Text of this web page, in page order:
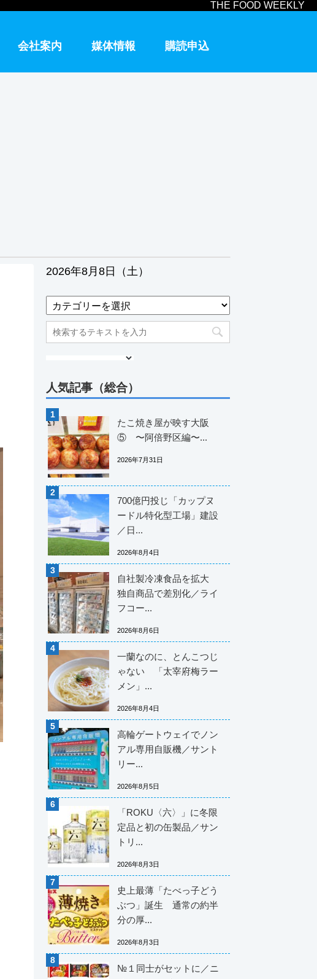
THE FOOD WEEKLY
会社案内 媒体情報 購読申込
2026年8月8日（土）
人気記事（総合）
たこ焼き屋が映す大阪
⑤ 〜阿倍野区編〜...
2026年7月31日
700億円投じ「カップヌ
ードル特化型工場」建設
／日...
2026年8月4日
自社製冷凍食品を拡大
独自商品で差別化／ライ
フコー...
2026年8月6日
一蘭なのに、とんこつじ
ゃない 「太宰府梅ラー
メン」...
2026年8月4日
高輪ゲートウェイでノン
アル専用自販機／サント
リー...
2026年8月5日
「ROKU〈六〉」に冬限
定品と初の缶製品／サン
トリ...
2026年8月3日
史上最薄「たべっ子どう
ぶつ」誕生 通常の約半
分の厚...
2026年8月3日
№１同士がセットに／ニ